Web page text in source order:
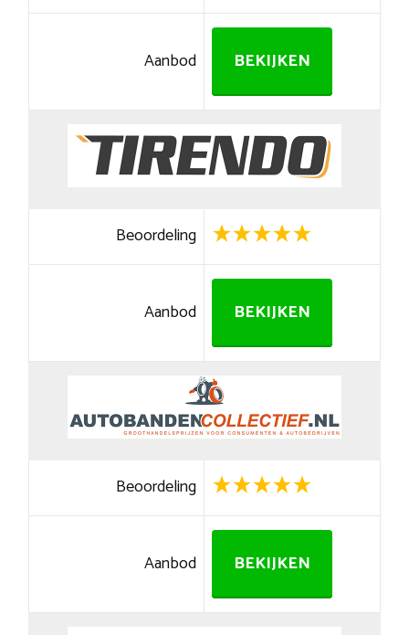
Aanbod BEKIJKEN
Beoordeling
Aanbod BEKIJKEN
Beoordeling
Aanbod BEKIJKEN